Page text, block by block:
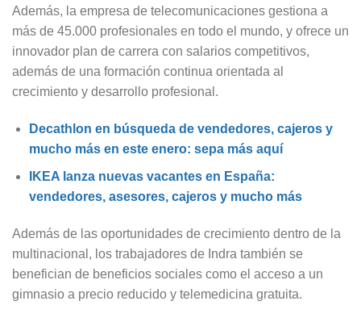
Además, la empresa de telecomunicaciones gestiona a
más de 45.000 profesionales en todo el mundo, y ofrece un
innovador plan de carrera con salarios competitivos,
además de una formación continua orientada al
crecimiento y desarrollo profesional.
Decathlon en búsqueda de vendedores, cajeros y
mucho más en este enero: sepa más aquí
IKEA lanza nuevas vacantes en España:
vendedores, asesores, cajeros y mucho más
Además de las oportunidades de crecimiento dentro de la
multinacional, los trabajadores de Indra también se
benefician de beneficios sociales como el acceso a un
gimnasio a precio reducido y telemedicina gratuita.